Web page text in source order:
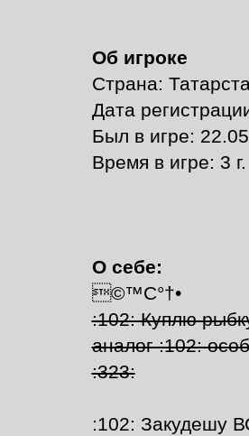
Об игроке
Страна:
Дата
Был в игре:
Время в игре: 3
О себе:
©™С°†•
:102: Куплю
аналог :102:
:323:
:102: Закудешу